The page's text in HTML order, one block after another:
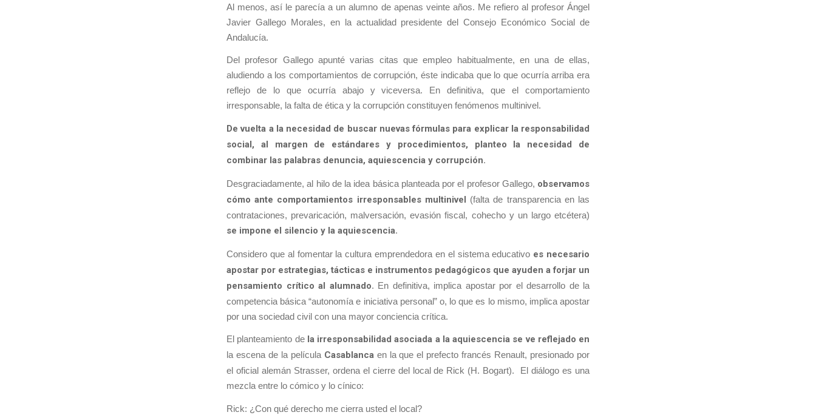
Al menos, así le parecía a un alumno de apenas veinte años. Me refiero al profesor Ángel
Javier Gallego Morales, en la actualidad presidente del Consejo Económico Social de
Andalucía.
Del profesor Gallego apunté varias citas que empleo habitualmente, en una de ellas,
aludiendo a los comportamientos de corrupción, éste indicaba que lo que ocurría arriba era
reflejo de lo que ocurría abajo
y viceversa. En definitiva, que el comportamiento
irresponsable, la falta de ética y la corrupción constituyen fenómenos multinivel.
De vuelta a la necesidad de buscar nuevas fórmulas para explicar la responsabilidad
social, al margen de estándares y procedimientos, planteo la necesidad de
combinar las palabras denuncia, aquiescencia y corrupción.
Desgraciadamente, al hilo de la idea básica planteada por el profesor Gallego, observamos
cómo ante comportamientos irresponsables multinivel (falta de transparencia en las
contrataciones, prevaricación, malversación, evasión fiscal, cohecho y un largo etcétera)
se impone el silencio y la aquiescencia.
Considero que al fomentar la cultura emprendedora en el sistema educativo es necesario
apostar por estrategias, tácticas e instrumentos pedagógicos que ayuden a forjar un
pensamiento crítico al alumnado. En definitiva, implica apostar por el desarrollo de la
competencia básica “autonomía e iniciativa personal” o, lo que es lo mismo, implica apostar
por una sociedad civil con una mayor conciencia crítica.
El planteamiento de la irresponsabilidad asociada a la aquiescencia se ve reflejado en
la escena de la película Casablanca en la que el prefecto francés Renault, presionado por
el oficial alemán Strasser, ordena el cierre del local de Rick (H. Bogart). El diálogo es una
mezcla entre lo cómico y lo cínico:
Rick: ¿Con qué derecho me cierra usted el local?